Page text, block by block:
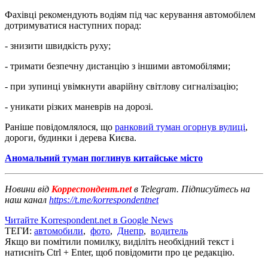
Фахівці рекомендують водіям під час керування автомобілем
дотримуватися наступних порад:
- знизити швидкість руху;
- тримати безпечну дистанцію з іншими автомобілями;
- при зупинці увімкнути аварійну світлову сигналізацію;
- уникати різких маневрів на дорозі.
Раніше повідомлялося, що ранковий туман огорнув вулиці,
дороги, будинки і дерева Києва.
Аномальний туман поглинув китайське місто
Новини від Корреспондент.netв Telegram. Підписуйтесь на
наш канал https://t.me/korrespondentnet
Читайте Korrespondent.net в Google News
ТЕГИ: автомобили, фото, Днепр, водитель
Якщо ви помітили помилку, виділіть необхідний текст і
натисніть Ctrl + Enter, щоб повідомити про це редакцію.